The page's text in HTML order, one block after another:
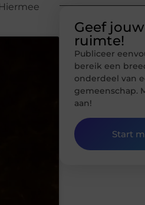
Geef
ruimte!
Publiceer
bereik een
onderdeel van
gemeenschap.
aan!
Start